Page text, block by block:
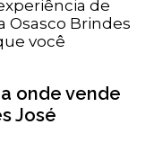
de
Osasco Brindes
você
onde vende
José